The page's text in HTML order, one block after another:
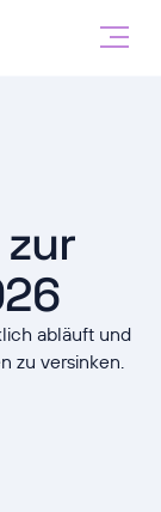
abläuft und
zu versinken.